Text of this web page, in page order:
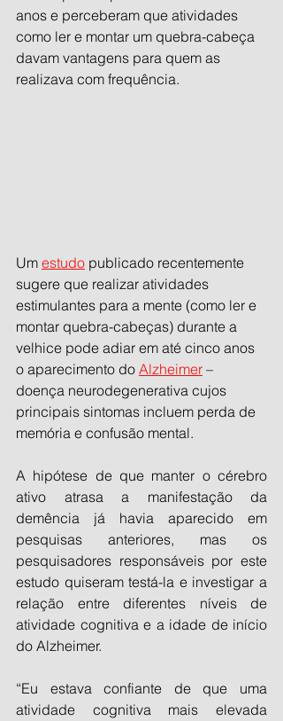
anos e perceberam que atividades
como ler e montar um quebra-cabeça
davam vantagens para quem as
realizava com frequência.
Um estudo publicado recentemente
sugere que realizar atividades
estimulantes para a mente (como ler e
montar quebra-cabeças) durante a
velhice pode adiar em até cinco anos
o aparecimento do Alzheimer –
doença neurodegenerativa cujos
principais sintomas incluem perda de
memória e confusão mental.
A hipótese de que manter o cérebro
ativo atrasa a manifestação da
demência já havia aparecido em
pesquisas anteriores, mas os
pesquisadores responsáveis por este
estudo quiseram testá-la e investigar a
relação entre diferentes níveis de
atividade cognitiva e a idade de início
do Alzheimer.
“Eu estava confiante de que uma
atividade cognitiva mais elevada